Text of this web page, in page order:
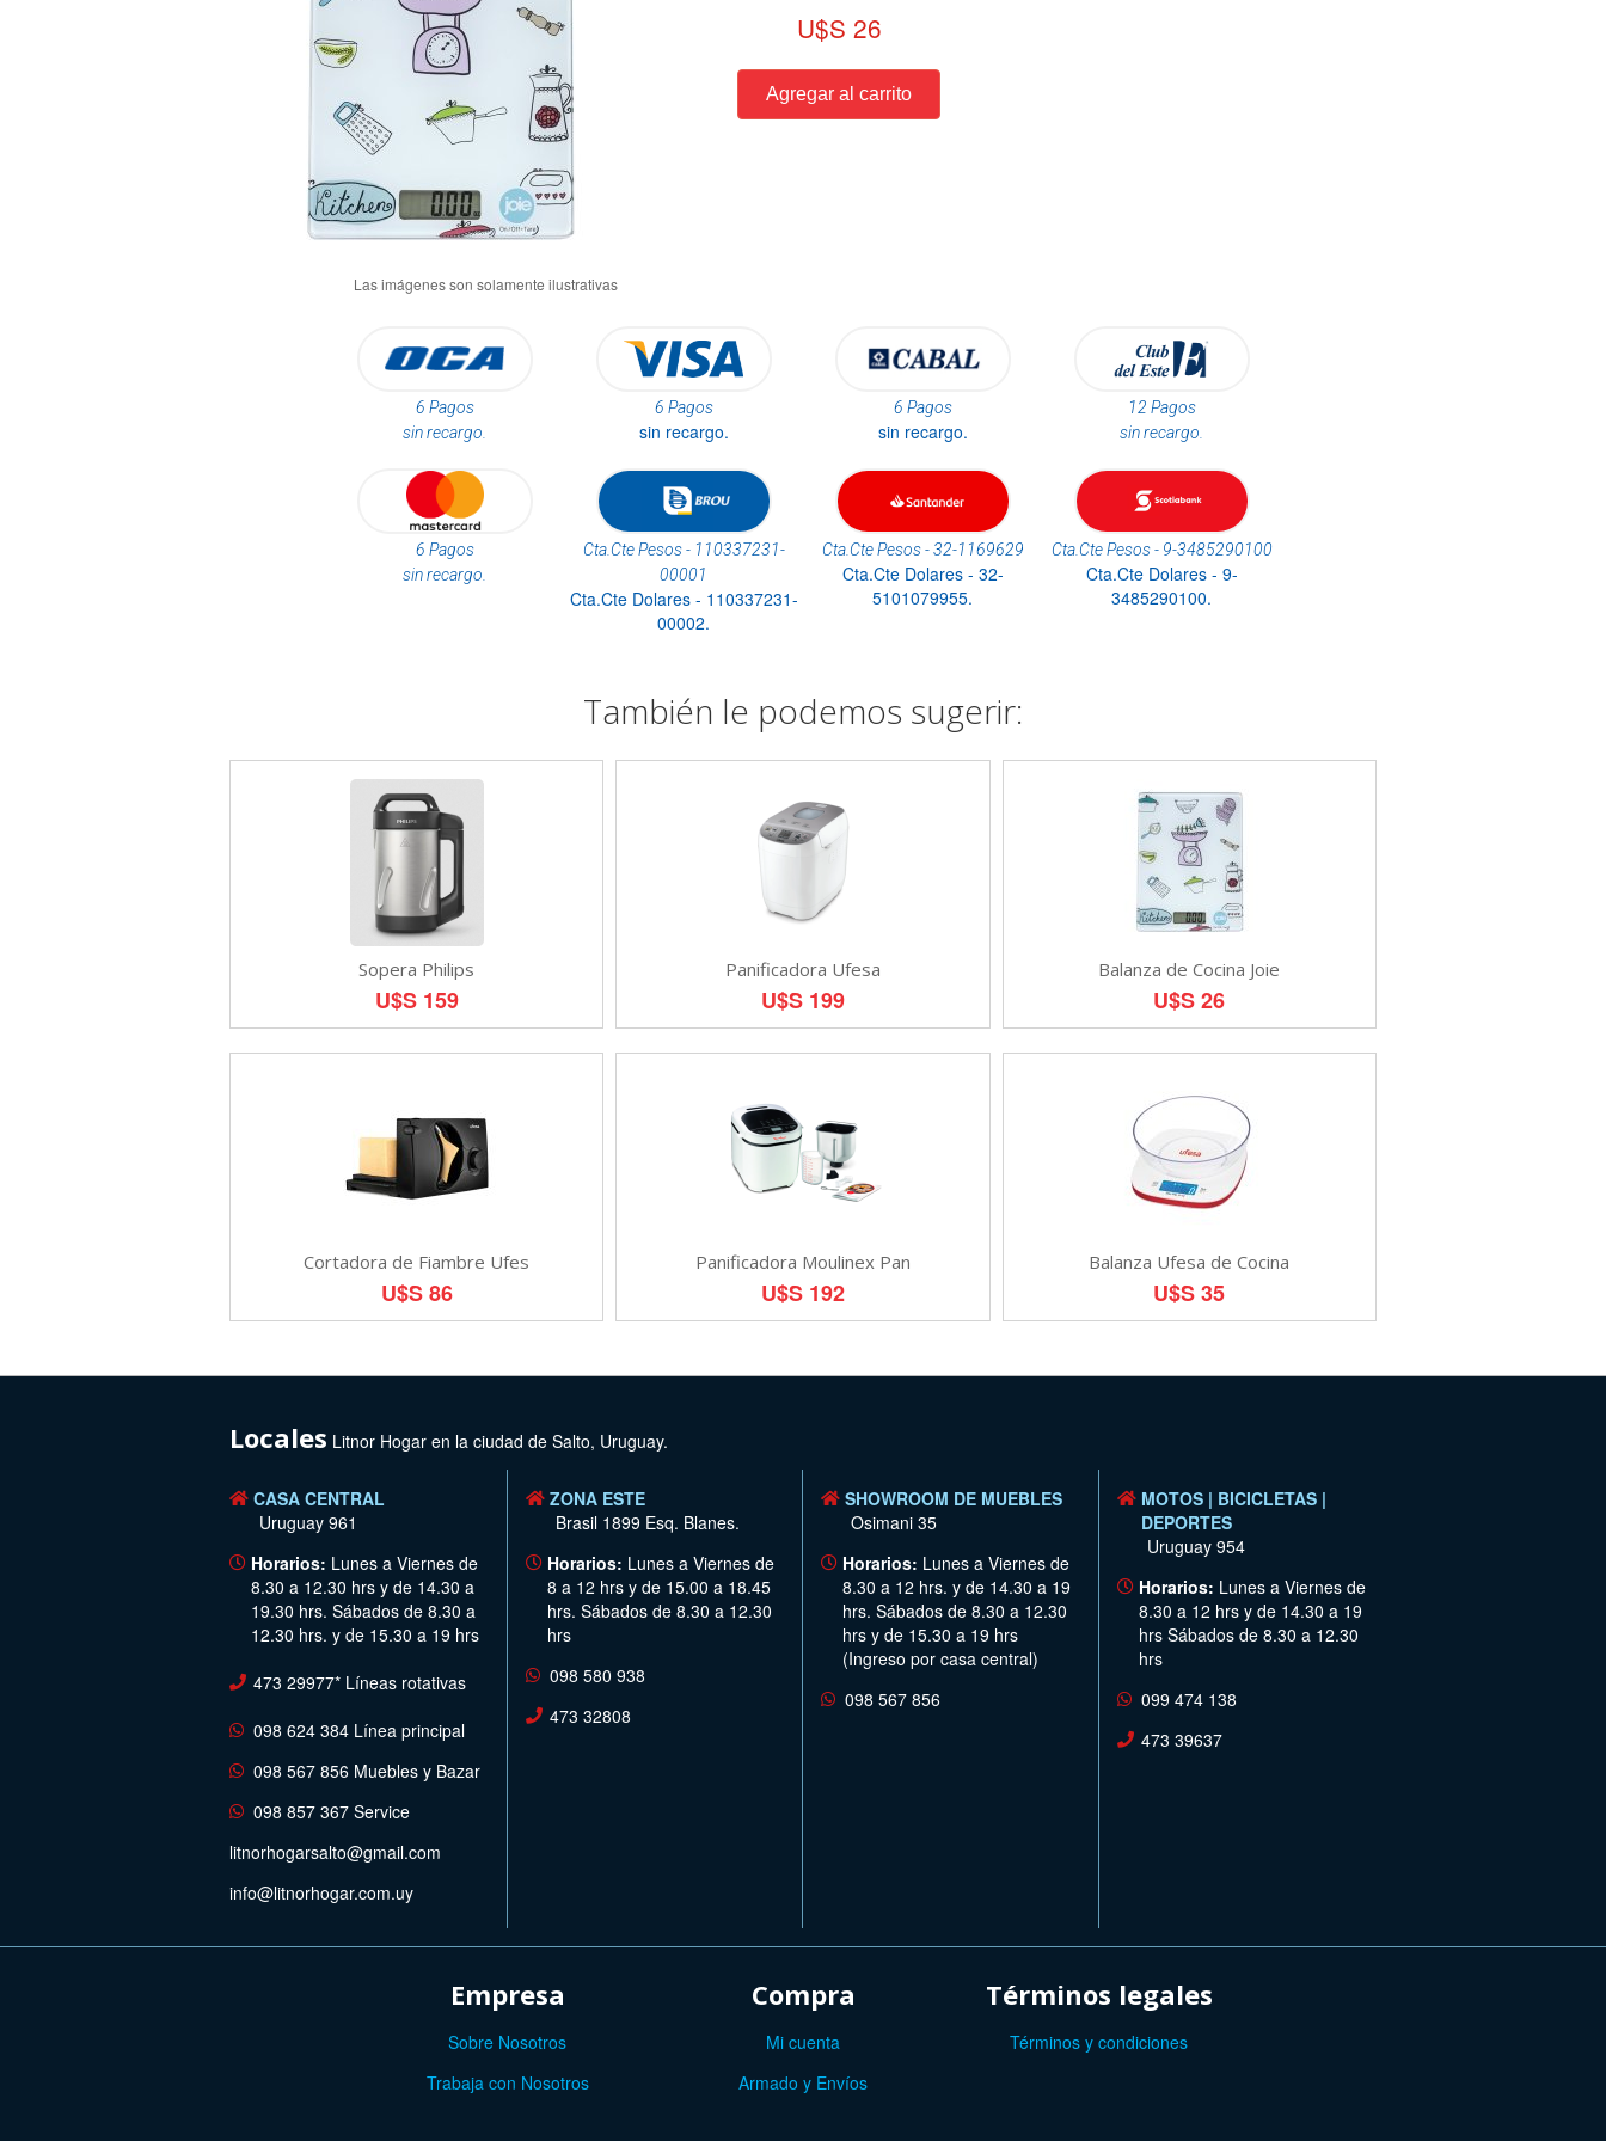
U$S 26
6 Pagos
sin recargo.
6 Pagos
sin recargo.
6 Pagos
sin recargo.
12 Pagos
sin recargo.
6 Pagos
sin recargo.
Cta.Cte Pesos - 110337231-
00001
Cta.Cte Dolares - 110337231-
00002.
Cta.Cte Pesos - 32-1169629
Cta.Cte Dolares - 32-
5101079955.
Cta.Cte Pesos - 9-3485290100
Cta.Cte Dolares - 9-
3485290100.
También le podemos sugerir:
Sopera Philips
U$S 159
Panificadora Ufesa
U$S 199
Balanza de Cocina Joie
U$S 26
Cortadora de Fiambre Ufes
U$S 86
Panificadora Moulinex Pan
U$S 192
Balanza Ufesa de Cocina
U$S 35
Locales Litnor Hogar en la ciudad de Salto, Uruguay.
CASA CENTRAL
Uruguay 961
Horarios: Lunes a Viernes de
8.30 a 12.30 hrs y de 14.30 a
19.30 hrs. Sábados de 8.30 a
12.30 hrs. y de 15.30 a 19 hrs
473 29977* Líneas rotativas
098 624 384 Línea principal
098 567 856 Muebles y Bazar
098 857 367 Service
litnorhogarsalto@gmail.com
info@litnorhogar.com.uy
ZONA ESTE
Brasil 1899 Esq. Blanes.
Horarios: Lunes a Viernes de
8 a 12 hrs y de 15.00 a 18.45
hrs. Sábados de 8.30 a 12.30
hrs
098 580 938
473 32808
SHOWROOM DE MUEBLES
Osimani 35
Horarios: Lunes a Viernes de
8.30 a 12 hrs. y de 14.30 a 19
hrs. Sábados de 8.30 a 12.30
hrs y de 15.30 a 19 hrs
(Ingreso por casa central)
098 567 856
MOTOS | BICICLETAS |
DEPORTES
Uruguay 954
Horarios: Lunes a Viernes de
8.30 a 12 hrs y de 14.30 a 19
hrs Sábados de 8.30 a 12.30
hrs
099 474 138
473 39637
Empresa
Sobre Nosotros
Trabaja con Nosotros
Compra
Mi cuenta
Armado y Envíos
Términos legales
Términos y condiciones